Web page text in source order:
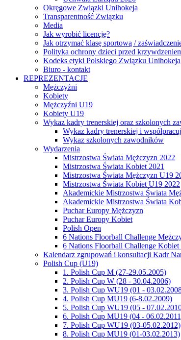
Okręgowe Związki Unihokeja
Transparentność Związku
Media
Jak wyrobić licencję?
Jak otrzymać klasę sportową /
Polityka ochrony dzieci przed
Kodeks etyki Polskiego Związku Unihokeja
Biuro - kontakt
REPREZENTACJE
Mężczyźni
Kobiety
Mężczyźni U19
Kobiety U19
Wykaz kadry trenerskiej oraz szkolonych
Wykaz kadry trenerskiej i
Wykaz szkolonych zawodników
Wydarzenia
Mistrzostwa Świata Mężczyzn 2022
Mistrzostwa Świata Kobiet 2021
Mistrzostwa Świata Mężczyzn U19
Mistrzostwa Świata Kobiet U19 2022
Akademickie Mistrzostwa Świata
Akademickie Mistrzostwa Świata
Puchar Europy Mężczyzn
Puchar Europy Kobiet
Polish Open
6 Nations Floorball Challenge
6 Nations Floorball Challenge Kobiet
Kalendarz zgrupowań i konsultacji Kadr
Polish Cup (U19)
1. Polish Cup M (27-29.05.2005)
2. Polish Cup W (28 - 30.04.2006)
3. Polish Cup WU19 (01 -
4. Polish Cup MU19 (6-8.02.2009)
5. Polish Cup WU19 (05 -
6. Polish Cup MU19 (04 -
7. Polish Cup WU19 (03-05.02.2012)
8. Polish Cup MU19 (01-03.02.2013)